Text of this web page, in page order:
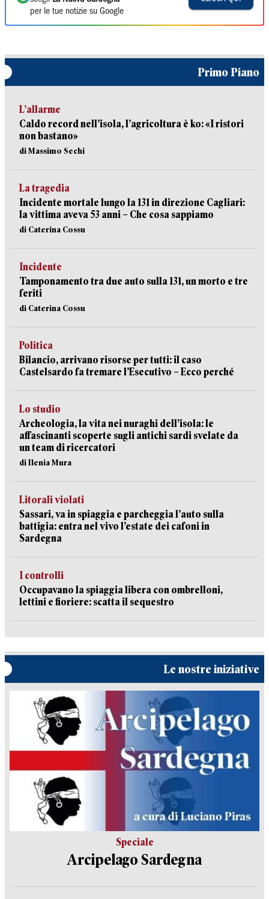
per le tue notizie su Google
Primo Piano
L’allarme
Caldo record nell’isola, l’agricoltura è ko: «I ristori
non bastano»
di Massimo Sechi
La tragedia
Incidente mortale lungo la 131 in direzione Cagliari:
la vittima aveva 53 anni – Che cosa sappiamo
di Caterina Cossu
Incidente
Tamponamento tra due auto sulla 131, un morto e tre
feriti
di Caterina Cossu
Politica
Bilancio, arrivano risorse per tutti: il caso
Castelsardo fa tremare l’Esecutivo – Ecco perché
Lo studio
Archeologia, la vita nei nuraghi dell’isola: le
affascinanti scoperte sugli antichi sardi svelate da
un team di ricercatori
di Ilenia Mura
Litorali violati
Sassari, va in spiaggia e parcheggia l’auto sulla
battigia: entra nel vivo l’estate dei cafoni in
Sardegna
I controlli
Occupavano la spiaggia libera con ombrelloni,
lettini e fioriere: scatta il sequestro
Le nostre iniziative
Speciale
Arcipelago Sardegna